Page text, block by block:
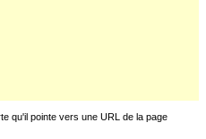
qu'il pointe vers une URL de la page